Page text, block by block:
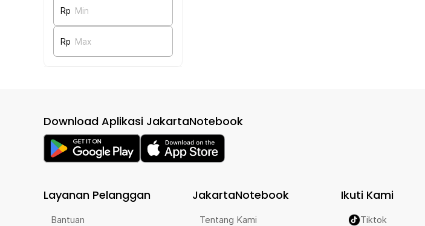
Rp Min
Rp Max
Download Aplikasi JakartaNotebook
Layanan Pelanggan
Bantuan
JakartaNotebook
Tentang Kami
Ikuti Kami
Tiktok